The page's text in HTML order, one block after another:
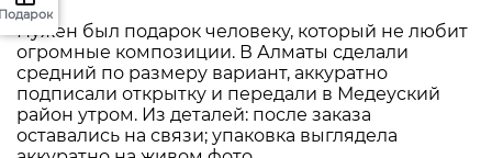
Нужен был подарок человеку, который не любит
огромные композиции. В Алматы сделали
средний по размеру вариант, аккуратно
подписали открытку и передали в Медеуский
район утром. Из деталей: после заказа
оставались на связи; упаковка выглядела